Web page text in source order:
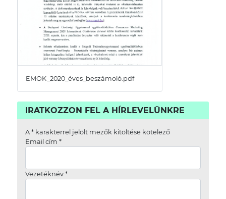
EMOK_2020_éves_beszámoló.pdf
IRATKOZZON FEL A HÍRLEVELÜNKRE
A *karakterrel jelölt mezők kitöltése kötelező
Email cím *
Vezetéknév *